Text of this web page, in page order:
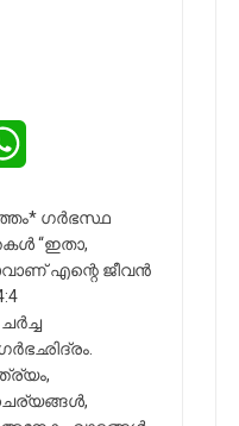
ഗർഭസ്ഥ
“ഇതാ,
എന്റെ ജീവൻ